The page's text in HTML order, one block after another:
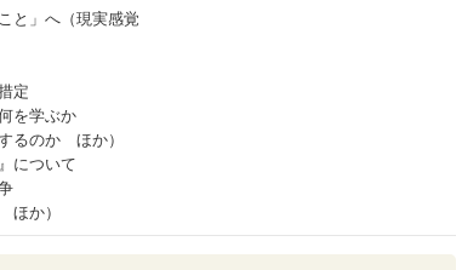
と」へ（現実感覚
定
を学ぶか
るのか ほか）
について
か）